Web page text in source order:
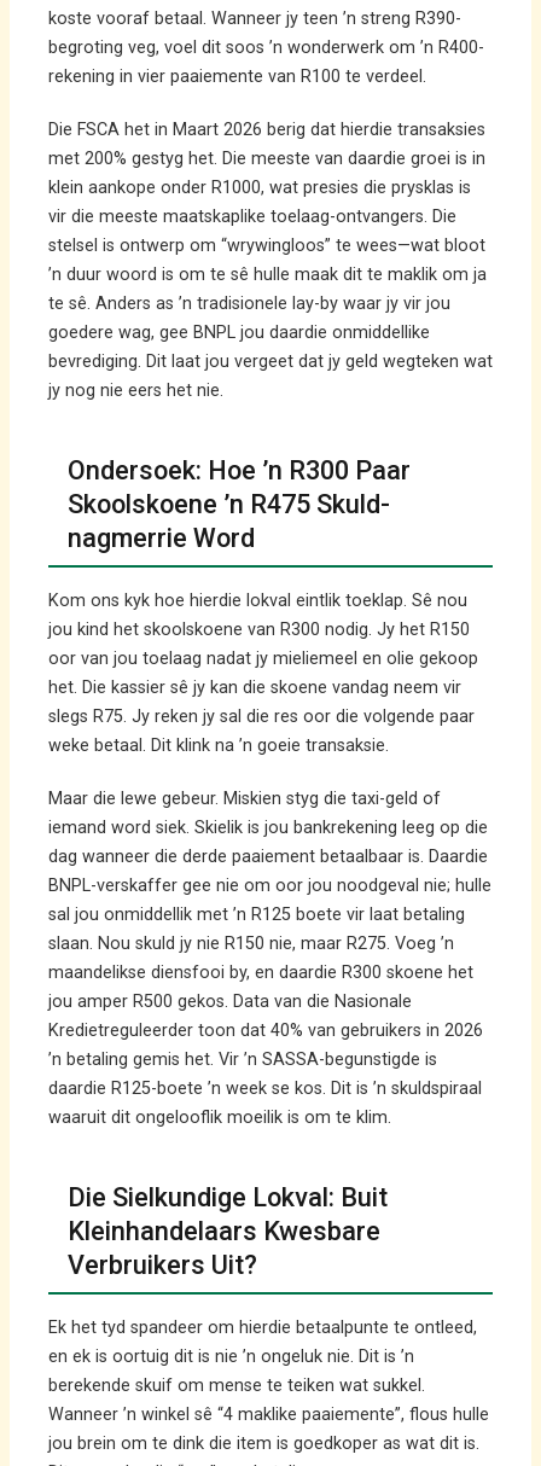
koste vooraf betaal. Wanneer jy teen ’n streng R390-
begroting veg, voel dit soos ’n wonderwerk om ’n R400-
rekening in vier paaiemente van R100 te verdeel.
Die FSCA het in Maart 2026 berig dat hierdie transaksies
met 200% gestyg het. Die meeste van daardie groei is in
klein aankope onder R1000, wat presies die prysklas is
vir die meeste maatskaplike toelaag-ontvangers. Die
stelsel is ontwerp om “wrywingloos” te wees—wat bloot
’n duur woord is om te sê hulle maak dit te maklik om ja
te sê. Anders as ’n tradisionele lay-by waar jy vir jou
goedere wag, gee BNPL jou daardie onmiddellike
bevrediging. Dit laat jou vergeet dat jy geld wegteken wat
jy nog nie eers het nie.
Ondersoek: Hoe ’n R300 Paar
Skoolskoene ’n R475 Skuld-
nagmerrie Word
Kom ons kyk hoe hierdie lokval eintlik toeklap. Sê nou
jou kind het skoolskoene van R300 nodig. Jy het R150
oor van jou toelaag nadat jy mieliemeel en olie gekoop
het. Die kassier sê jy kan die skoene vandag neem vir
slegs R75. Jy reken jy sal die res oor die volgende paar
weke betaal. Dit klink na ’n goeie transaksie.
Maar die lewe gebeur. Miskien styg die taxi-geld of
iemand word siek. Skielik is jou bankrekening leeg op die
dag wanneer die derde paaiement betaalbaar is. Daardie
BNPL-verskaffer gee nie om oor jou noodgeval nie; hulle
sal jou onmiddellik met ’n R125 boete vir laat betaling
slaan. Nou skuld jy nie R150 nie, maar R275. Voeg ’n
maandelikse diensfooi by, en daardie R300 skoene het
jou amper R500 gekos. Data van die Nasionale
Kredietreguleerder toon dat 40% van gebruikers in 2026
’n betaling gemis het. Vir ’n SASSA-begunstigde is
daardie R125-boete ’n week se kos. Dit is ’n skuldspiraal
waaruit dit ongelooflik moeilik is om te klim.
Die Sielkundige Lokval: Buit
Kleinhandelaars Kwesbare
Verbruikers Uit?
Ek het tyd spandeer om hierdie betaalpunte te ontleed,
en ek is oortuig dit is nie ’n ongeluk nie. Dit is ’n
berekende skuif om mense te teiken wat sukkel.
Wanneer ’n winkel sê “4 maklike paaiemente”, flous hulle
jou brein om te dink die item is goedkoper as wat dit is.